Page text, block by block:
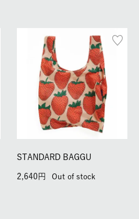
STANDARD BAGGU
2,640 Out of stock